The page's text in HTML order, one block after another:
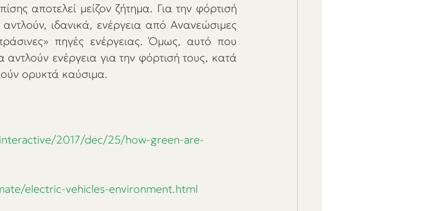
αποτελεί μείζον ζήτημα. Για την φόρτισή
ιδανικά, ενέργεια από Ανανεώσιμες
πηγές ενέργειας. Όμως, αυτό που
ενέργεια για την φόρτισή τους, κατά
ορυκτά καύσιμα.
2017/dec/25/how-green-are-
electric-vehicles-environment.html